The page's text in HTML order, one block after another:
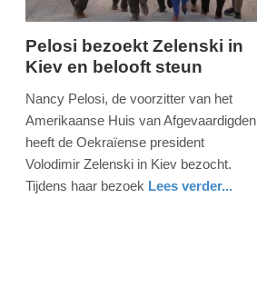
zondag,
Pelosi bezoekt Zelenski in
Kiev en belooft steun
Nancy Pelosi, de voorzitter van het
Amerikaanse Huis van Afgevaardigden
heeft de Oekraïense president
Volodimir Zelenski in Kiev bezocht.
Tijdens haar bezoek Lees verder...